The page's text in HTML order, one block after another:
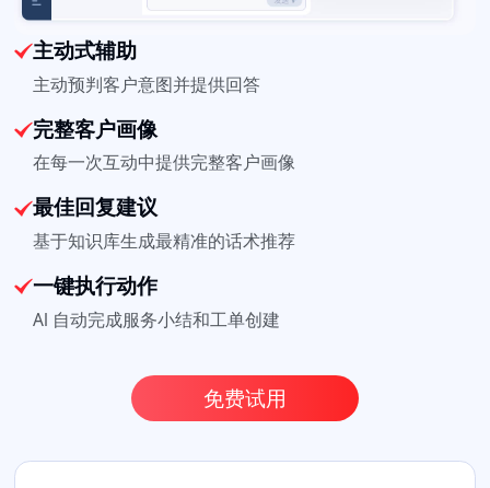
主动式辅助
主动预判客户意图并提供回答
完整客户画像
在每一次互动中提供完整客户画像
最佳回复建议
基于知识库生成最精准的话术推荐
一键执行动作
Al 自动完成服务小结和工单创建
免费试用